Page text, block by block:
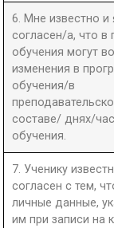
6. Мне известно и
согласен/а, что в
обучения могут
изменения в
обучения/в
составе/ днях/
обучения.
7. Ученику
согласен с тем,
личные данные,
им при записи на